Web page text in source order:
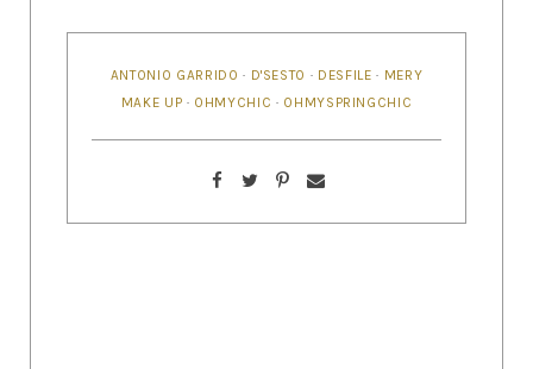
ANTONIO GARRIDO · D'SESTO · DESFILE · MERY
MAKE UP · OHMYCHIC · OHMYSPRINGCHIC